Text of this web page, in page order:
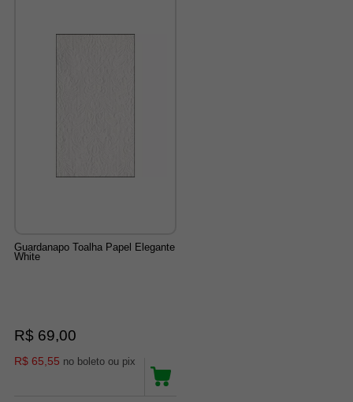
Guardanapo Toalha Papel Elegante
White
R$ 69,00
R$ 65,55 no boleto ou pix